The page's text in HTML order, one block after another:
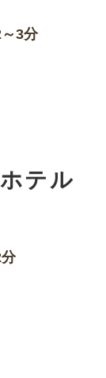
3分
テル